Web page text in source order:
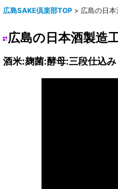
広島SAKE倶楽部TOP > 広島の日
広島の日本酒製造
酒米:麹菌:酵母:三段仕込み